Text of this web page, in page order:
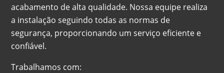
acabamento de alta qualidade. Nossa equipe realiza
a instalação seguindo todas as normas de
segurança, proporcionando um serviço eficiente e
confiável.
Trabalhamos com: